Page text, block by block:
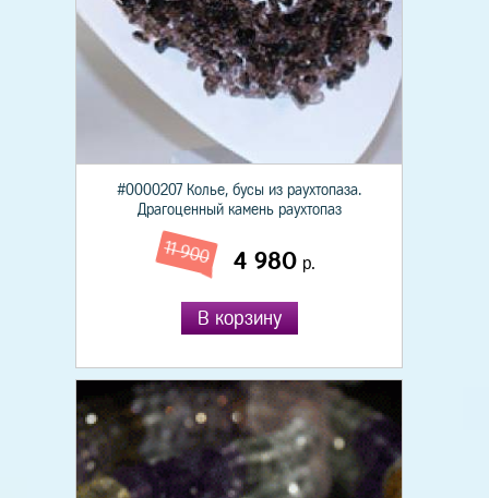
#0000207 Колье, бусы из раухтопаза.
Драгоценный камень раухтопаз
11 900 4 980р.
В корзину